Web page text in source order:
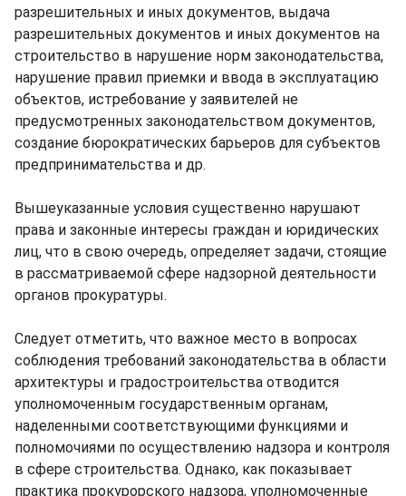
разрешительных и иных документов, выдача
разрешительных документов и иных документов на
строительство в нарушение норм законодательства,
нарушение правил приемки и ввода в эксплуатацию
объектов, истребование у заявителей не
предусмотренных законодательством документов,
создание бюрократических барьеров для субъектов
предпринимательства и др.
Вышеуказанные условия существенно нарушают
права и законные интересы граждан и юридических
лиц, что в свою очередь, определяет задачи, стоящие
в рассматриваемой сфере надзорной деятельности
органов прокуратуры.
Следует отметить, что важное место в вопросах
соблюдения требований законодательства в области
архитектуры и градостроительства отводится
уполномоченным государственным органам,
наделенными соответствующими функциями и
полномочиями по осуществлению надзора и контроля
в сфере строительства. Однако, как показывает
практика прокурорского надзора, уполномоченные